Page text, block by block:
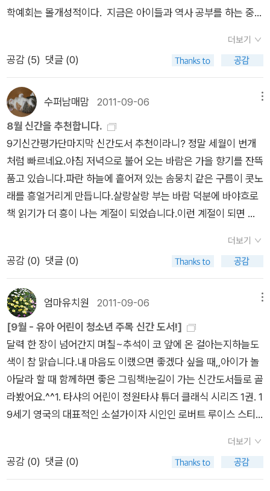
이니까. 그러면서 언젠가는 영웅이 다시 나타날 거라는 희망을 갖
고 오늘을 사는 것이겠지. 옛이야기는 어떤 식의 그림이 마음이
가는지 잘 모르겠다. 어떤 때는 그냥 글만 있어서 독자가 상상하
어주기 훨씬 좋으니 말이다. 대신 비슷한 이야기라도 다양한 그
림을 만나게 해주면 아이들 스스로 여러 그림을 보며 자기만의 그
림을 그리지 않을까라는 기대를 해본다.
들이 말을 타고 나왔다. 그러나 삼년에서 하루가 모잘라 수많은
이 우투리의 갑옷을 뚫고 들어가 우투리는 힘없이 쓰러지고 만다.
어머니가 먹은 콩알 하나의 공간이 우투리의 목숨을 앗아가고 만
것이다. 사흘 밤낮을 슬피 울던 용마는 죽은 우투리를 입에 물고
산비탈 아래 있는 연못 속으로 풍덩 뛰어든다.어딘가에서 말 우는
소리가 들리면 백성들은 아기장수 우투리가 어딘가에 살아서 자
기들을 구원해 줄 것이라고 믿으며 살아간다. <아기장수 우투리
>는 전라도 지방에 전해 내려오는 슬픈 전설이다. 주인공 우투리
는 끝내 제 뜻을 펼치지 못하고 죽었지만 그를 기다리는 사람들은
희망을 버리지 않고 또다른 우투리가 나타나 세상을 바꾸고 자기
들을 구원해 줄 것이라는 믿음과 희망을 버리지 않았다는 것이다.
아기 장수 우투리의 결말은 슬프게 끝이 난다. 모든 이야기가 즐
겁게 끝나면 좋겠지만, 슬픈 결말을 통해서 아이들이 느낄 수 있
는 눈물의 의미가 주인공를 향한 사랑의 마음이라는 것을 느끼게
는 것이다. 그리고 이 야기를 통해서 우리 아이들도 힘들지만 자
신의 꿈을 키워 누군가에게 희망을 줄 수 있는 꿈을 키워 가길 바
래본다.
학예회는 몰개성적이다. 지금은 아이들과 역사 공부를 하는 중이
이 읽어주거나 교과에 활용하기엔 그림책만한 것이 없다. 1. 국어
시간 우리말 표기법을 가르치면서 읽어준 책들. 단원 도입을 위
해 시작하며 읽어주고는 예고 없이 2인1조로 받아쓰기 시험을 보
게 했더니 다 맞은 팀이 한 팀도 없더라는......덕분에 맞춤법 교육
에 대한 동기 부여가 되었지만 요즘 아이들 참 맞춤법 많이 틀린
다는 생각에 씁쓸하기도 했다. 그와는 별도로 이 책에 등장하
는 '엄마'가 우리 옛이야기속의 엄마의 모습과 많이 달라 신선하
면서도 아이들의 공분을 샀다. 엄마는 왜 그랬을까???? 표지
가 노래서 금방이 금은방이라고 생각했지만 그게 아니라 '잠시'의
뜻이었다는^^;; 이 책은 '안/ 않', '되/돼'를 배운 정리 단계에서 그
부분을 플래그잇으로 가리고 맞혀보게 하며 읽어줬는데, 여유가
생긴 토끼의 모습에 아이들도 잠시 자신을 돌아보게 되었다. 나
역시도. 너무 바쁜 일상이다. 2. 말 그대로 짬이 나서 읽어 준 그
책 메리. 아이들은 동네 개들의 이름이 모두 '메리'라는 것에 자기
할머니댁 개 이름까지 그렇다며 공감을 했다. 메리 아니면 해피
지.... 새끼 개 세 마리를 모두 주고 났을 때 아이들은 너무 속상해
했다. 특히 동물을 유난히 좋아하는 아이들이 할머니를 원망하기
도 하였다. 메리든 사람이든 대상에게 공감하는 것, 그게 내가 올
해 가장 공을 들인 부분이라 그 모습이 참 예뻤다. 3. 현장학습후
에 읽어준 그림책들현장학습 코스에 서울역사박물관이 있다보니
역사 지식 그림책 몇 권을 읽어줬다. 아이들에게 읽어주기엔 [서
더보기
공감 (5) 댓글 (0)
수퍼남매맘 2011-09-06
8월 신간을 추천합니다.
9기신간평가단마지막 신간도서 추천이라니? 정말 세월이 번개
처럼 빠르네요.아침 저녁으로 불어 오는 바람은 가을 향기를 잔뜩
품고 있습니다.파란 하늘에 흩어져 있는 솜뭉치 같은 구름이 콧노
래를 흥얼거리게 만듭니다.살랑살랑 부는 바람 덕분에 바야흐로
책 읽기가 더 흥이 나는 계절이 되었습니다.이런 계절이 되면 평
싶어하죠.항상 그렇지만 5개만 고르는 게 가장 어렵습니다.일단
보고 싶은 책을 다 골라 놓고 추리고 추려서 5개를 최종적으로 남
기는 방법을 택하고 있습니다.그럼 지금부터 끝까지 남은 책을 소
개해 보도록 하죠.일단 겉표지의 느낌이 강렬하고, 모나리자 그림
을 도둑 맞은 실화를 바탕으로 쓰여진책이라눈길이 갔습니다. 그
런데 책 설명을 보니 바로 이 책의 글을 쓴 사람이 바로< 그 집 이
야기>의작가 존 패트릭 루이스 이네요. < 그 집 이야기> 책 무지
좋아하거든요. 글도 그림도 정말 멋진작품입니다. 그 책의저자라
면 분명 실망하지 않을 이야기일 거라고 생각합니다.책 소개를 보
니모나리자를 훔친 도둑의 입장에서이야기가 전개된다고 하니
그 도둑은독자에게 어떤 이야기를 들려줄지 궁금합니다. 꼭 만나
고 싶네요.행복한 결말로 끝나지 않은 옛이야기 중의 하나라는 것
이 제 마음을 사로잡았습니다.옛날 이야기는 거의 대부분 ' ~~
더보기
공감 (0) 댓글 (0)
엄마유치원 2011-09-06
[9월 - 유아 어린이 청소년 주목 신간 도서!]
달력 한 장이 넘어간지 며칠~추석이 코 앞에 온 걸아는지하늘도
색이 참 맑습니다.내 마음도 이랬으면 좋겠다 싶을 때,,아이가 놀
아달라 할 때 함께하면 좋은 그림책!눈길이 가는 신간도서들로 골
라봤어요.^^1. 타샤의 어린이 정원타샤 튜더 클래식 시리즈 1권. 1
9세기 영국의 대표적인 소설가이자 시인인 로버트 루이스 스티
아름다운 수채화가 곁들여진 동시 그림책이다. 로버트 스티븐슨
이 표현한 환상과 모험 가득한 어린이의 놀이 세계를, 탸샤 튜더
는 따사로운 색감으로 생생하게 그려내고 있다.(알라딘 책소개에
더보기
공감 (0) 댓글 (0)